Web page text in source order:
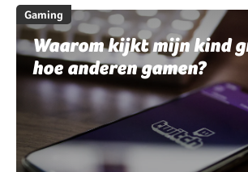
Gaming
Waarom kijkt mijn kind
hoe anderen gamen?